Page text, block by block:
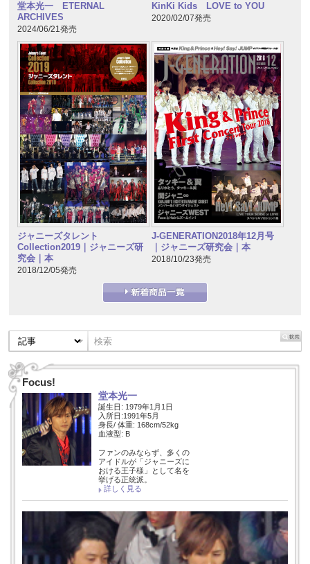
堂本光一 ETERNAL
ARCHIVES
2024/06/21発売
KinKi Kids LOVE to YOU
2020/02/07発売
ジャニーズタレント
Collection2019｜ジャニーズ研
究会｜本
2018/12/05発売
J-GENERATION2018年12月号
｜ジャニーズ研究会｜本
2018/10/23発売
Focus!
堂本光一
誕生日: 1979年1月1日
入所日:1991年5月
身長/ 体重: 168cm/52kg
血液型: B
ファンのみならず、多くの
アイドルが「ジャニーズに
おける王子様」として名を
挙げる正統派。
詳しく見る